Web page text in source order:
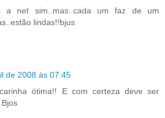
a net sim..mas..cada um faz de um
lindas!!bjus
de 2008 às 07:45
ótima!! E com certeza deve ser